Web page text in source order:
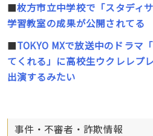
■枚方市立中学校で「スタディ
学習教室の成果が公開されてる
■TOKYO MXで放送中のドラマ
てくれる」に高校生ウクレレプ
出演するみたい
事件・不審者・詐欺情報